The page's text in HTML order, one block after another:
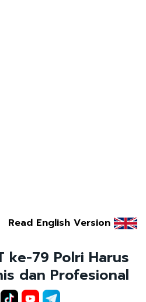
Read English Version
ke-79 Polri Harus
dan Profesional